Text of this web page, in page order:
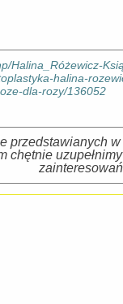
Halina_Różewicz-
halina-
dla-rozy/136052
przedstawianych
chętnie